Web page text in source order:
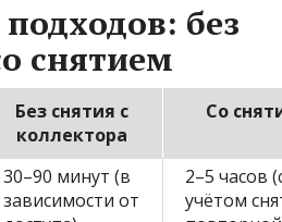
без
снятием
Без снятия с
коллектора
Со
30–90 минут (в
зависимости от
2–5 часов
учётом